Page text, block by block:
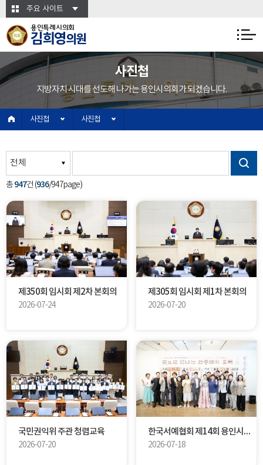
본문바로가기주요 사이트
용인특례시의회
김희영의원
사진첩
지방자치 시대를 선도해 나가는 용인시의회가 되겠습니다.
사진첩 사진첩
총947건 (936/947page)
제350회 임시회 제2차 본회의
2026-07-24
제305회 임시회 제1차 본회의
2026-07-20
국민권익위 주관 청렴교육
2026-07-20
한국서예협회 제14회 용인시지부 회원전
2026-07-18